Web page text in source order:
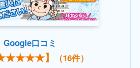
Google口コミ
★】 （16件）